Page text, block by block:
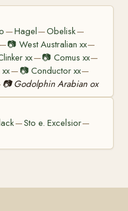
—Hagel—Obelisk—
—📷 West Australian xx—
xx—📷 Comus xx—
— 📷 Conductor xx—
📷 Godolphin Arabian ox
—Sto e. Excelsior—